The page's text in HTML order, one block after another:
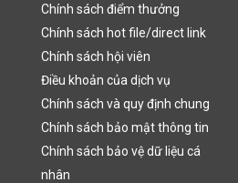
Chính sách điểm thưởng
Chính sách hot file/direct link
Chính sách hội viên
Điều khoản của dịch vụ
Chính sách và quy định chung
Chính sách bảo mật thông tin
Chính sách bảo vệ dữ liệu cá
nhân